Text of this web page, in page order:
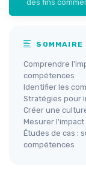
des fins
SOMMAIRE
Comprendre
compétences
Identifier les
Stratégies pour
Créer une
Mesurer
Études de cas :
compétences